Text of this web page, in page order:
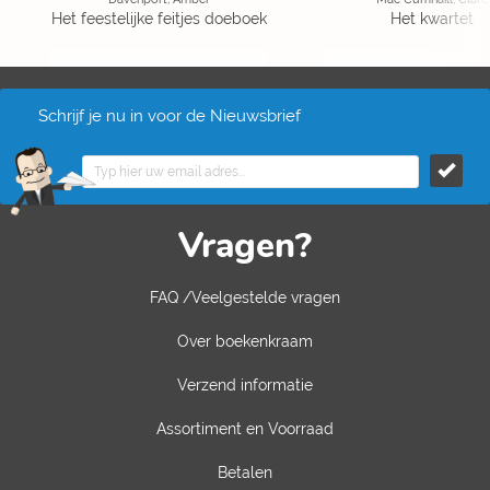
Het feestelijke feitjes doeboek Het kwartet
Schrijf je nu in voor de Nieuwsbrief
Vragen?
FAQ /Veelgestelde vragen
Over boekenkraam
Verzend informatie
Assortiment en Voorraad
Betalen